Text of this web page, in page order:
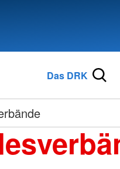
Das DRK